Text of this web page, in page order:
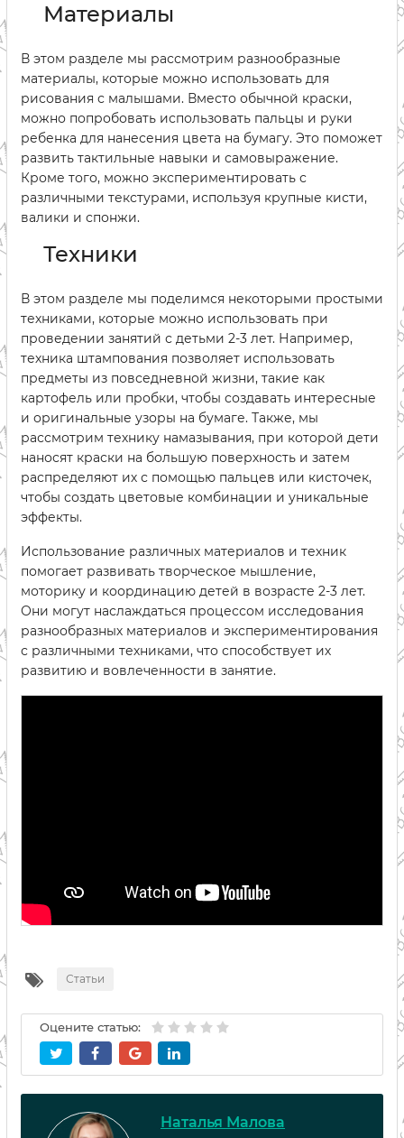
Материалы
В этом разделе мы рассмотрим разнообразные
материалы, которые можно использовать для
рисования с малышами. Вместо обычной краски,
можно попробовать использовать пальцы и руки
ребенка для нанесения цвета на бумагу. Это поможет
развить тактильные навыки и самовыражение.
Кроме того, можно экспериментировать с
различными текстурами, используя крупные кисти,
валики и спонжи.
Техники
В этом разделе мы поделимся некоторыми простыми
техниками, которые можно использовать при
проведении занятий с детьми 2-3 лет. Например,
техника штампования позволяет использовать
предметы из повседневной жизни, такие как
картофель или пробки, чтобы создавать интересные
и оригинальные узоры на бумаге. Также, мы
рассмотрим технику намазывания, при которой дети
наносят краски на большую поверхность и затем
распределяют их с помощью пальцев или кисточек,
чтобы создать цветовые комбинации и уникальные
эффекты.
Использование различных материалов и техник
помогает развивать творческое мышление,
моторику и координацию детей в возрасте 2-3 лет.
Они могут наслаждаться процессом исследования
разнообразных материалов и экспериментирования
с различными техниками, что способствует их
развитию и вовлеченности в занятие.
Статьи
Оцените статью:
Наталья Малова